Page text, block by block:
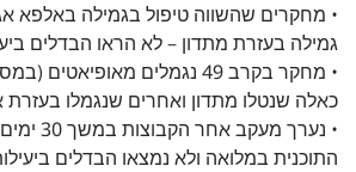
• מחקרים שהשווה טיפול בגמילה באלפא
גמילה בעזרת מתדון – לא הראו הבדלים
• מחקר בקרב 49 נגמלים
כאלה שנטלו מתדון ואחרים שנגמלו בעזרת
התוכנית במלואה ולא נמצאו הבדלים